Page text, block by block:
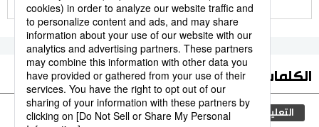
الكلمات الأكثر بحثا
التعليم الياباني مجتمع الجنس طوكيو